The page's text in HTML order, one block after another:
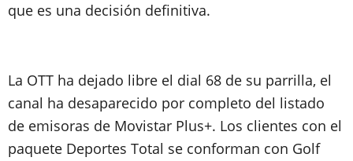
que es una decisión definitiva.
La OTT ha dejado libre el dial 68 de su parrilla, el
canal ha desaparecido por completo del listado
de emisoras de Movistar Plus+. Los clientes con el
paquete Deportes Total se conforman con Golf